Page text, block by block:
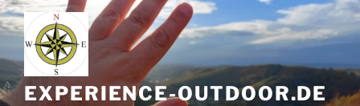
Zum
Inhalt
springen
EXPERIENCE-OUTDOOR.DE